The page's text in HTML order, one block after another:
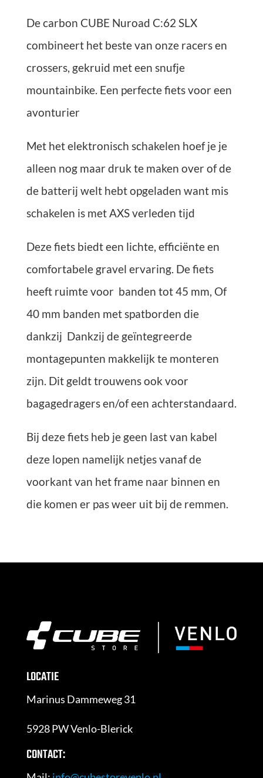
De carbon CUBE Nuroad C:62 SLX
combineert het beste van onze racers en
crossers, gekruid met een snufje
mountainbike. Een perfecte fiets voor een
avonturier
Met het elektronisch schakelen hoef je je
alleen nog maar druk te maken over of de
de batterij welt hebt opgeladen want mis
schakelen is met AXS verleden tijd
Deze fiets biedt een lichte, efficiënte en
comfortabele gravel ervaring. De fiets
heeft ruimte voor banden tot 45 mm, Of
40 mm banden met spatborden die
dankzij Dankzij de geïntegreerde
montagepunten makkelijk te monteren
zijn. Dit geldt trouwens ook voor
bagagedragers en/of een achterstandaard.
Bij deze fiets heb je geen last van kabel
deze lopen namelijk netjes vanaf de
voorkant van het frame naar binnen en
die komen er pas weer uit bij de remmen.
LOCATIE
Marinus Dammeweg 31
5928 PW Venlo-Blerick
CONTACT: